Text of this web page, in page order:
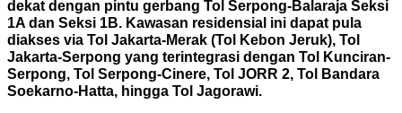
dekat dengan pintu gerbang Tol Serpong-Balaraja Seksi
1A dan Seksi 1B. Kawasan residensial ini dapat pula
diakses via Tol Jakarta-Merak (Tol Kebon Jeruk), Tol
Jakarta-Serpong yang terintegrasi dengan Tol Kunciran-
Serpong, Tol Serpong-Cinere, Tol JORR 2, Tol Bandara
Soekarno-Hatta, hingga Tol Jagorawi.